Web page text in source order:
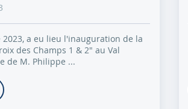
a eu lieu l'inauguration de la
des Champs 1 & 2" au Val
de M. Philippe ...